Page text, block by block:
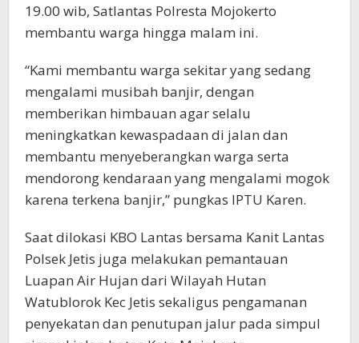
19.00 wib, Satlantas Polresta Mojokerto
membantu warga hingga malam ini.
“Kami membantu warga sekitar yang sedang
mengalami musibah banjir, dengan
memberikan himbauan agar selalu
meningkatkan kewaspadaan di jalan dan
membantu menyeberangkan warga serta
mendorong kendaraan yang mengalami mogok
karena terkena banjir,” pungkas IPTU Karen.
Saat dilokasi KBO Lantas bersama Kanit Lantas
Polsek Jetis juga melakukan pemantauan
Luapan Air Hujan dari Wilayah Hutan
Watublorok Kec Jetis sekaligus pengamanan
penyekatan dan penutupan jalur pada simpul